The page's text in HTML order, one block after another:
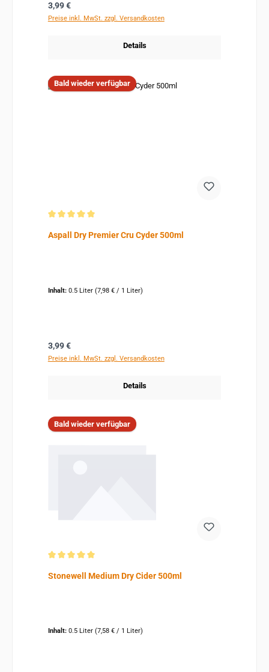
Regulärer Preis:
3,99 €
Preise inkl. MwSt. zzgl. Versandkosten
Details
Bald wieder verfügbar
Aspall Dry Premier Cru Cyder 500ml
Inhalt: 0.5 Liter (7,98 € / 1 Liter)
Regulärer Preis:
3,99 €
Preise inkl. MwSt. zzgl. Versandkosten
Details
Bald wieder verfügbar
Stonewell Medium Dry Cider 500ml
Inhalt: 0.5 Liter (7,58 € / 1 Liter)